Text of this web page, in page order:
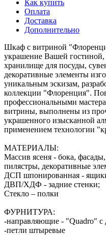
Как купить
Оплата
Доставка
Дополнительно
Шкаф с витриной
украшение Вашей
хранилище для посуды,
декоративные элементы
уникальным эскизам,
коллекции "Флоренция".
профессиональными
витрины, выполнены из
украшенного изысканной
применением технологии
МАТЕРИАЛЫ:
Массив ясеня - бока,
пилястры, декоративные
ДСП шпонированная -
ДВП/ХДФ - задние стенки;
Стекло – полки
ФУРНИТУРА:
-направляющие - "Quadro" с
-петли штыревые